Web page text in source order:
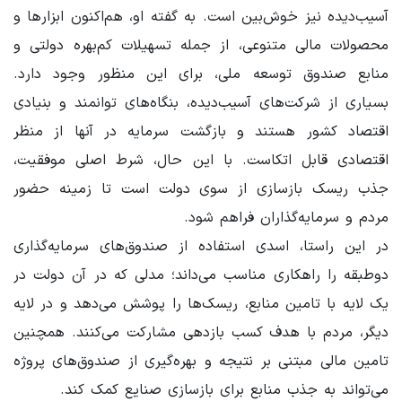
آسیب‌دیده نیز خوش‌بین است. به گفته او، هم‌اکنون ابزارها و
محصولات مالی متنوعی، از جمله تسهیلات کم‌بهره دولتی و
منابع صندوق توسعه ملی، برای این منظور وجود دارد.
بسیاری از شرکت‌های آسیب‌دیده، بنگاه‌های توانمند و بنیادی
اقتصاد کشور هستند و بازگشت سرمایه در آنها از منظر
اقتصادی قابل اتکاست. با این حال، شرط اصلی موفقیت،
جذب ریسک بازسازی از سوی دولت است تا زمینه حضور
مردم و سرمایه‌گذاران فراهم شود.
در این راستا، اسدی استفاده از صندوق‌های سرمایه‌گذاری
دوطبقه را راهکاری مناسب می‌داند؛ مدلی که در آن دولت در
یک لایه با تامین منابع، ریسک‌ها را پوشش می‌دهد و در لایه
دیگر، مردم با هدف کسب بازدهی مشارکت می‌کنند. همچنین
تامین مالی مبتنی بر نتیجه و بهره‌گیری از صندوق‌های پروژه
می‌تواند به جذب منابع برای بازسازی صنایع کمک کند.